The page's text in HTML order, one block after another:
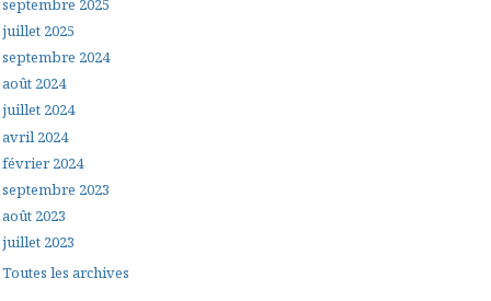
septembre 2025
juillet 2025
septembre 2024
août 2024
juillet 2024
avril 2024
février 2024
septembre 2023
août 2023
juillet 2023
Toutes les archives